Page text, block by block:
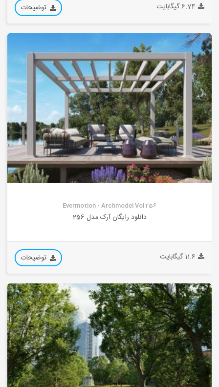
6.74 گیگابایت توضیحات
Evermotion - Archmodel Vol 256
دانلود رایگان آرک مدل 256
11.6 گیگابایت توضیحات